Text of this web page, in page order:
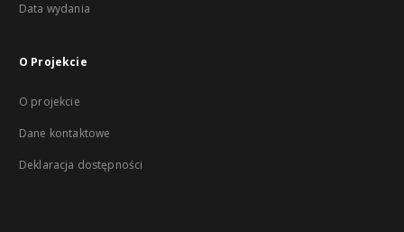
Data wydania
O Projekcie
O projekcie
Dane kontaktowe
Deklaracja dostępności